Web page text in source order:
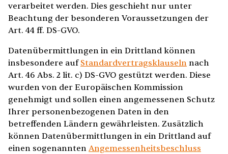
verarbeitet werden. Dies geschieht nur unter
Beachtung der besonderen Voraussetzungen der
Art. 44 ff. DS-GVO.
Datenübermittlungen in ein Drittland können
insbesondere auf Standardvertragsklauseln nach
Art. 46 Abs. 2 lit. c) DS-GVO gestützt werden. Diese
wurden von der Europäischen Kommission
genehmigt und sollen einen angemessenen Schutz
Ihrer personenbezogenen Daten in den
betreffenden Ländern gewährleisten. Zusätzlich
können Datenübermittlungen in ein Drittland auf
einen sogenannten Angemessenheitsbeschluss